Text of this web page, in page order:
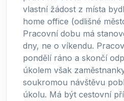
vlastní žádost z místa
home office (odlišné
Pracovní dobu má
dny, ne o víkendu.
pondělí ráno a skončí
úkolem však
soukromou návštěvu
úkolu. Má být cestovní